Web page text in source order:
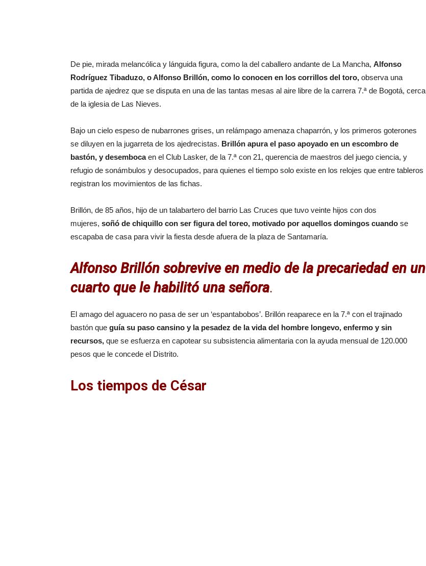
De pie, mirada melancólica y lánguida figura, como la del caballero andante de La Mancha, Alfonso
Rodríguez Tibaduzo, o Alfonso Brillón, como lo conocen en los corrillos del toro, observa una
partida de ajedrez que se disputa en una de las tantas mesas al aire libre de la carrera 7.ª de Bogotá, cerca
de la iglesia de Las Nieves.
Bajo un cielo espeso de nubarrones grises, un relámpago amenaza chaparrón, y los primeros goterones
se diluyen en la jugarreta de los ajedrecistas. Brillón apura el paso apoyado en un escombro de
bastón, y desembocaen el Club Lasker, de la 7.ª con 21, querencia de maestros del juego ciencia, y
refugio de sonámbulos y desocupados, para quienes el tiempo solo existe en los relojes que entre tableros
registran los movimientos de las fichas.
Brillón, de 85 años, hijo de un talabartero del barrio Las Cruces que tuvo veinte hijos con dos
mujeres, soñó de chiquillo con ser figura del toreo, motivado por aquellos domingos cuando se
escapaba de casa para vivir la fiesta desde afuera de la plaza de Santamaría.
Alfonso Brillón sobrevive en medio de la precariedad en un
cuarto que le habilitó una señora.
El amago del aguacero no pasa de ser un ‘espantabobos’. Brillón reaparece en la 7.ª con el trajinado
bastón que guía su paso cansino y la pesadez de la vida del hombre longevo, enfermo y sin
recursos, que se esfuerza en capotear su subsistencia alimentaria con la ayuda mensual de 120.000
pesos que le concede el Distrito.
Los tiempos de César